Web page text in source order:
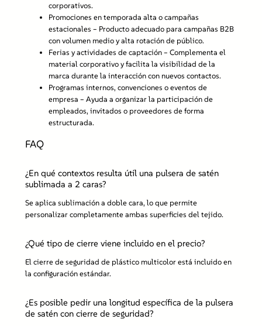
corporativos.
Promociones en temporada alta o campañas
estacionales – Producto adecuado para campañas B2B
con volumen medio y alta rotación de público.
Ferias y actividades de captación– Complementa el
material corporativo y facilita la visibilidad de la
marca durante la interacción con nuevos contactos.
Programas internos, convenciones o eventos de
empresa – Ayuda a organizar la participación de
empleados, invitados o proveedores de forma
estructurada.
FAQ
¿En qué contextos resulta útil una pulsera de satén
sublimada a 2 caras?
Se aplica sublimación a doble cara, lo que permite
personalizar completamente ambas superficies del tejido.
¿Qué tipo de cierre viene incluido en el precio?
El cierre de seguridad de plástico multicolor está incluido en
la configuración estándar.
¿Es posible pedir una longitud específica de la pulsera
de satén con cierre de seguridad?